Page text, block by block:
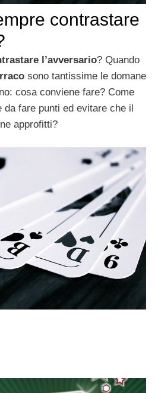
contrastare
l’avversario? Quando
sono tantissime le domane
cosa conviene fare? Come
da fare punti ed evitare che il
approfitti?